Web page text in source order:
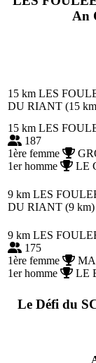
An
15 km LES
DU RIANT (15
15 km LES
187
1ère femme
1er homme
LE
9 km LES
DU RIANT (9 km)
9 km LES
175
1ère femme
1er homme
LE
Le Défi du